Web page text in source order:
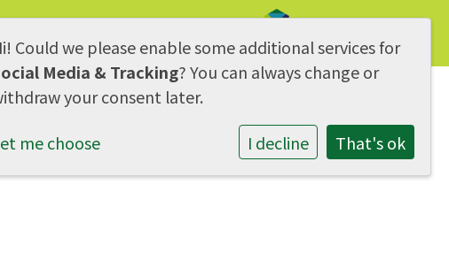
AVG & Privacy
Overige zaken Contact
Could we please enable some additional services for
Media & Tracking? You can always change or
your consent later.
me choose
I decline That's ok